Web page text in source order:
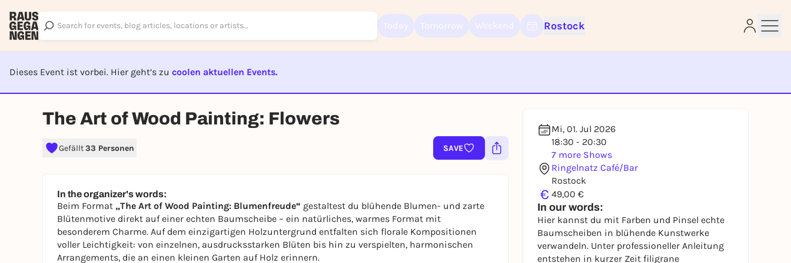
Rostock
Dieses Event ist vorbei. Hier geht’s zu coolen aktuellen Events.
EVENT IST BEENDET
The Art of Wood Painting: Flowers
Gefällt33 Personen SAVE
Mi, 01. Jul 2026
18:30 - 20:30
7 more Shows
Ringelnatz Café/Bar
Rostock
€ 49,00 €
In our words:
Hier kannst du mit Farben und Pinsel echte
Baumscheiben in blühende Kunstwerke
verwandeln. Unter professioneller Anleitung
entstehen in kurzer Zeit filigrane
In the organizer's words:
Beim Format „The Art of Wood Painting: Blumenfreude“ gestaltest du blühende Blumen- und zarte
Blütenmotive direkt auf einer echten Baumscheibe – ein natürliches, warmes Format mit
besonderem Charme. Auf dem einzigartigen Holzuntergrund entfalten sich florale Kompositionen
voller Leichtigkeit: von einzelnen, ausdrucksstarken Blüten bis hin zu verspielten, harmonischen
Arrangements, die an einen kleinen Garten auf Holz erinnern.
Sign up for free and get started right away
Log in now